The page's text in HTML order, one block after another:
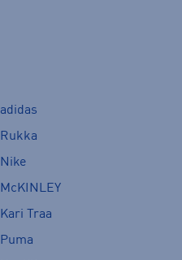
adidas
Rukka
Nike
McKINLEY
Kari Traa
Puma